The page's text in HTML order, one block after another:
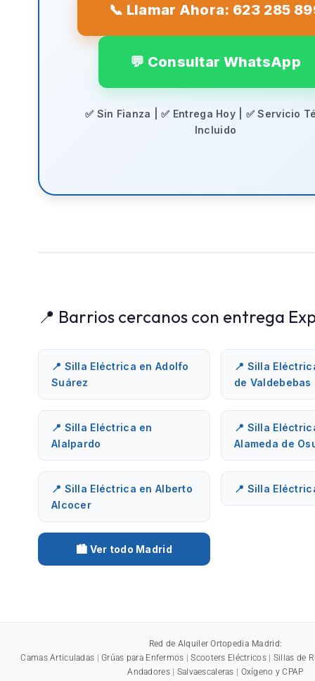
📞 Llamar Ahora: 623 285
💬 Consultar WhatsApp
✅ Sin Fianza | ✅ Entrega Hoy | ✅ Servicio
Incluido
📍 Barrios cercanos con entrega
📍 Silla Eléctrica en Adolfo
Suárez
📍 Silla
de Valdebebas
📍 Silla Eléctrica en
Alalpardo
📍 Silla
Alameda de
📍 Silla Eléctrica en Alberto
Alcocer
📍 Silla
🏙️ Ver todo Madrid
Red de Alquiler Ortopedia Madrid:
Camas Articuladas |Grúas para Enfermos |Scooters Eléctricos| Sillas de
Andadores| Salvaescaleras | Oxígeno y CPAP